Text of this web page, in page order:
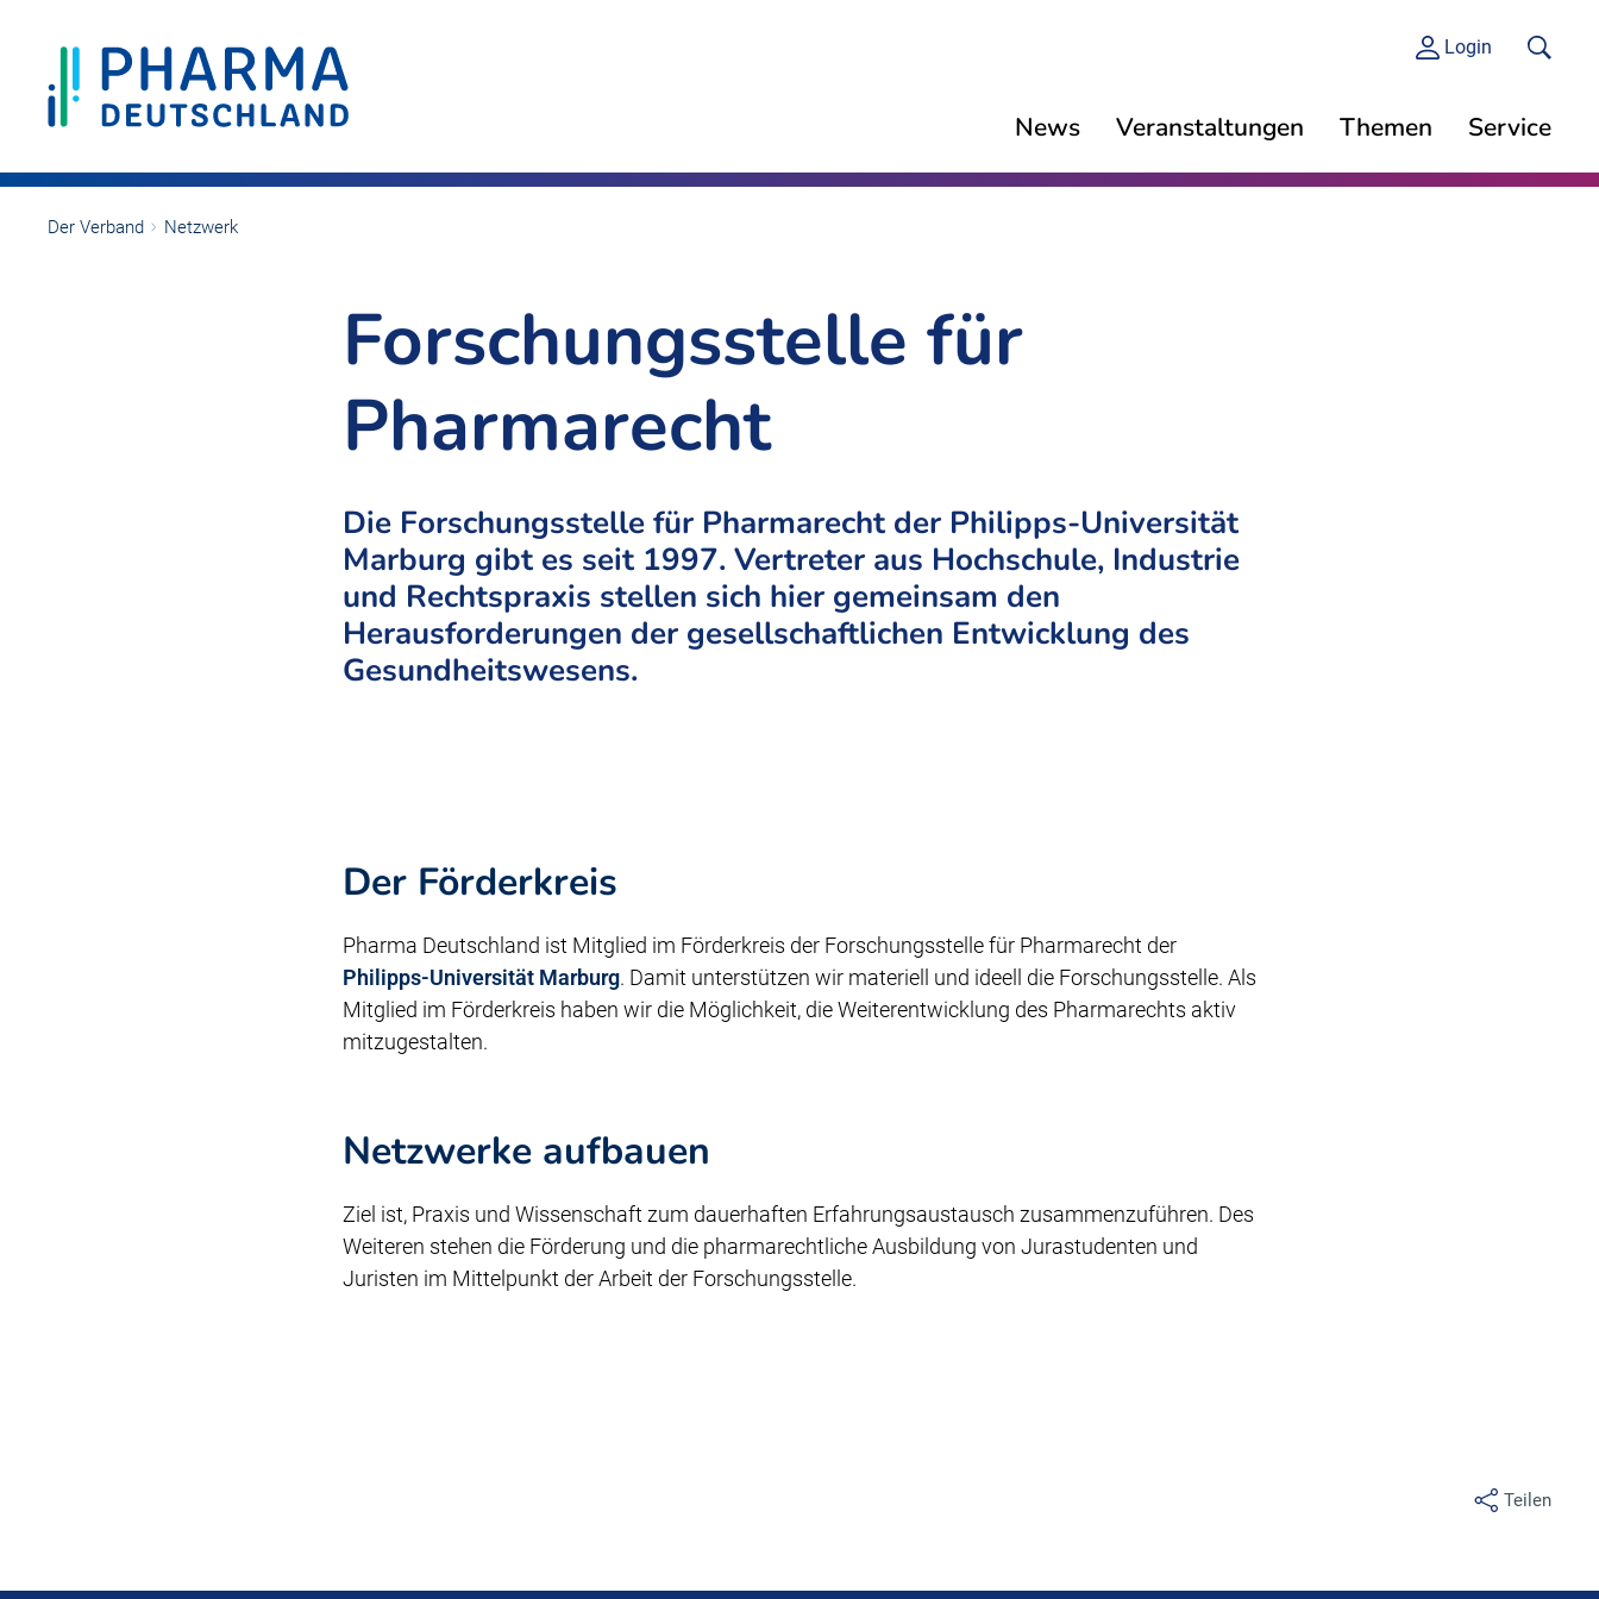
Login
News Veranstaltungen Themen Service
Der Verband Netzwerk
Forschungsstelle für
Pharmarecht
Die Forschungsstelle für Pharmarecht der Philipps-Universität
Marburg gibt es seit 1997. Vertreter aus Hochschule, Industrie
und Rechtspraxis stellen sich hier gemeinsam den
Herausforderungen der gesellschaftlichen Entwicklung des
Gesundheitswesens.
Der Förderkreis
Pharma Deutschland ist Mitglied im Förderkreis der Forschungsstelle für Pharmarecht der
Philipps-Universität Marburg. Damit unterstützen wir materiell und ideell die Forschungsstelle. Als
Mitglied im Förderkreis haben wir die Möglichkeit, die Weiterentwicklung des Pharmarechts aktiv
mitzugestalten.
Netzwerke aufbauen
Ziel ist, Praxis und Wissenschaft zum dauerhaften Erfahrungsaustausch zusammenzuführen. Des
Weiteren stehen die Förderung und die pharmarechtliche Ausbildung von Jurastudenten und
Juristen im Mittelpunkt der Arbeit der Forschungsstelle.
Teilen